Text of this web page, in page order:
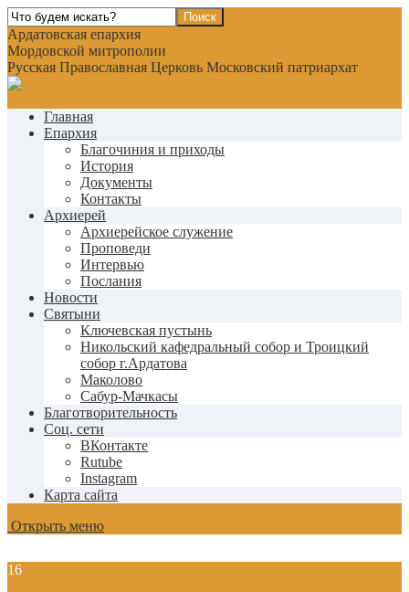
Ардатовская епархия
Мордовской митрополии
Русская Православная Церковь Московский патриархат
Главная
Епархия
Благочиния и приходы
История
Документы
Контакты
Архиерей
Архиерейское служение
Проповеди
Интервью
Послания
Новости
Святыни
Ключевская пустынь
Никольский кафедральный собор и Троицкий
собор г.Ардатова
Маколово
Сабур-Мачкасы
Благотворительность
Соц. сети
ВКонтакте
Rutube
Instagram
Карта сайта
Открыть меню
16